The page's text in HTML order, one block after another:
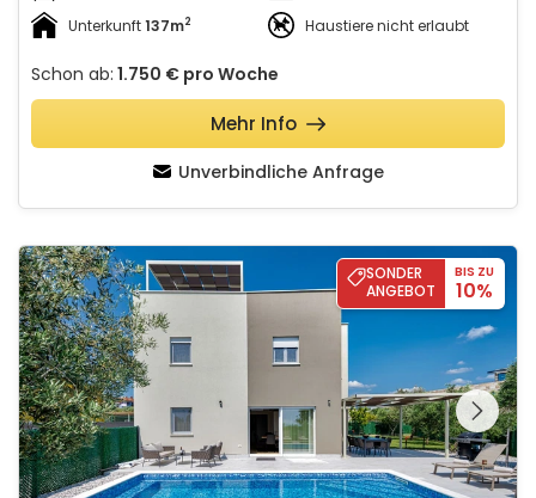
Unterkunft137m2 Haustiere nicht erlaubt
Schon ab: 1.750 € pro Woche
Unverbindliche Anfrage
Mehr Info
Villa Roka – Private Pool, Activities & Rooftop Jacuzzi with Sea
SONDER
ANGEBOT
BIS ZU
10%
Schauen Sie sich die
gesamte Galerie